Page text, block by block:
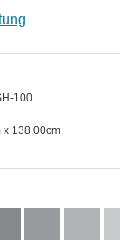
100
x 138.00cm